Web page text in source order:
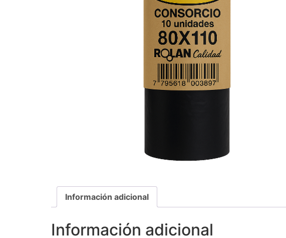
Información adicional
Información adicional